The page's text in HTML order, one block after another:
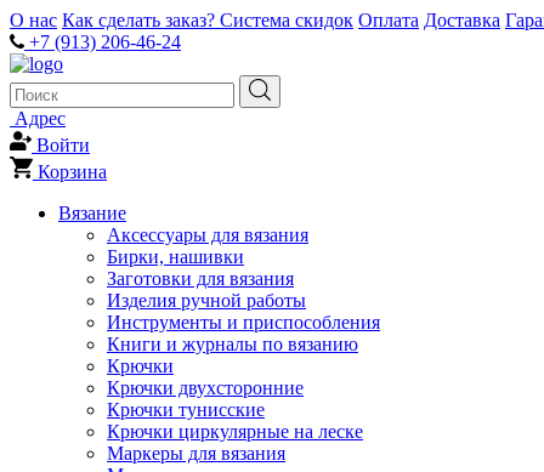
О нас Как сделать заказ? Система скидок Оплата Доставка
+7 (913) 206-46-24
Адрес
Войти
Корзина
Вязание
Аксессуары для вязания
Бирки, нашивки
Заготовки для вязания
Изделия ручной работы
Инструменты и приспособления
Книги и журналы по вязанию
Крючки
Крючки двухсторонние
Крючки тунисские
Крючки циркулярные на леске
Маркеры для вязания